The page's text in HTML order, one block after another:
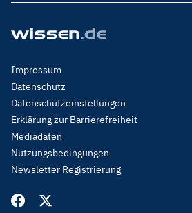
Footer
Menu
Legal
Impressum
Datenschutz
Datenschutzeinstellungen
Erklärung zur Barrierefreiheit
Mediadaten
Nutzungsbedingungen
Newsletter Registrierung